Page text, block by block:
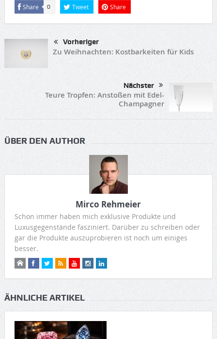
Share 0 Tweet Share
Vorheriger
Zu Weihnachten: Kostbarkeiten für Kids
Nächster
Teure Tropfen: Anstoßen mit Edel-
Champagner
ÜBER DEN AUTHOR
Mirco Rehmeier
Schon immer haben mich exklusive Produkte und
Luxusgegenstände fasziniert. Darüber zu schreiben oder
gar die Produkte auszuprobieren ist noch um einiges
besser.
ÄHNLICHE ARTIKEL